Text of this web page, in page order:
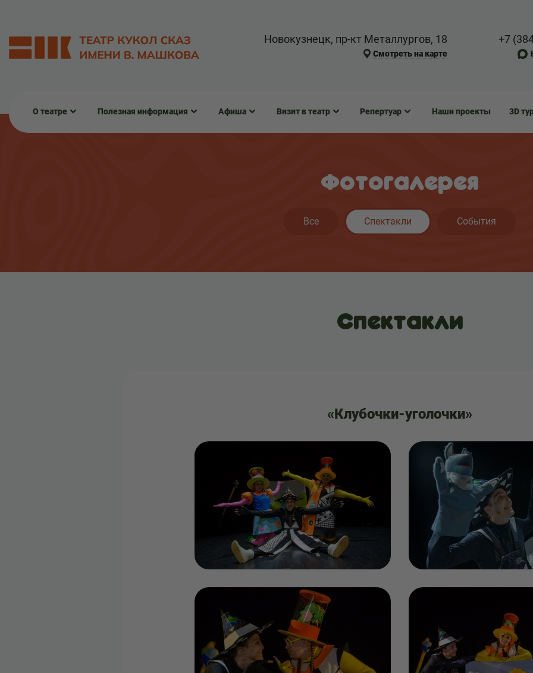
Новокузнецк, пр-кт Металлургов, 18
Смотреть на карте
+7
О театре Полезная информация Афиша Визит в театр Репертуар Наши проекты 3D
Фотогалерея
Все Спектакли События
Спектакли
«Клубочки-уголочки»